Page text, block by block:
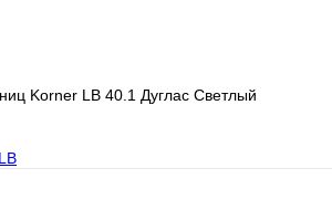
Korner LB 40.1 Дуглас Светлый